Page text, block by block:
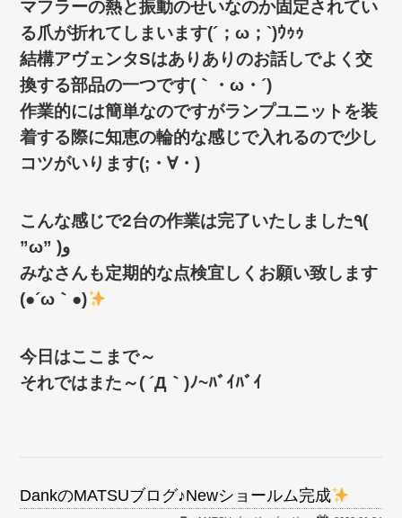
マフラーの熱と振動のせいなのか固定されてい
る爪が折れてしまいます(´；ω；`)ｳｩｩ
結構アヴェンタSはありありのお話しでよく交
換する部品の一つです(｀・ω・´)ゞ
作業的には簡単なのですがランプユニットを装
着する際に知恵の輪的な感じで入れるので少し
コツがいります(;・∀・)
こんな感じで2台の作業は完了いたしました٩(
”ω” )و
みなさんも定期的な点検宜しくお願い致します
(●´ω｀●)
今日はここまで～
それではまた～( ´Д｀)ﾉ~ﾊﾞｲﾊﾞｲ
DankのMATSUブログ♪Newショールム完成